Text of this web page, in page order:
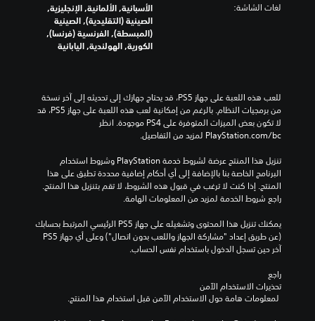
لغات الشاشة:
الأسبانية, الألمانية, الإنجليزية,
الصينية (التقليدية), الصينية
(المبسطة), الفرنسية (فرنسا),
الكورية, الهولندية, اليابانية
‎PlayStation.com/bc لمزيد من التفاصيل.
راجع شروط الخدمة لمزيد من المعلومات الهامة.
آخر حين تسجل الدخول باستخدام نفس الحساب.
راجع
تحذيرات الاستخدام الآمن